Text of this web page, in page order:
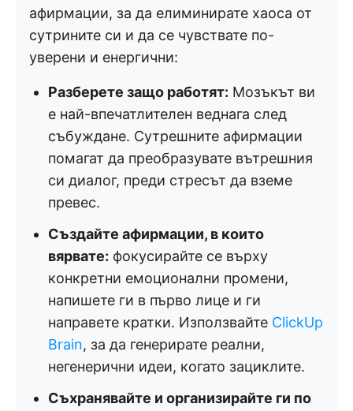
афирмации, за да елиминирате хаоса от
сутрините си и да се чувствате по-
уверени и енергични:
Разберете защо работят: Мозъкът ви
е най-впечатлителен веднага след
събуждане. Сутрешните афирмации
помагат да преобразувате вътрешния
си диалог, преди стресът да вземе
превес.
Създайте афирмации, в които
вярвате: фокусирайте се върху
конкретни емоционални промени,
напишете ги в първо лице и ги
направете кратки. Използвайте ClickUp
Brain, за да генерирате реални,
негенерични идеи, когато зациклите.
Съхранявайте и организирайте ги по